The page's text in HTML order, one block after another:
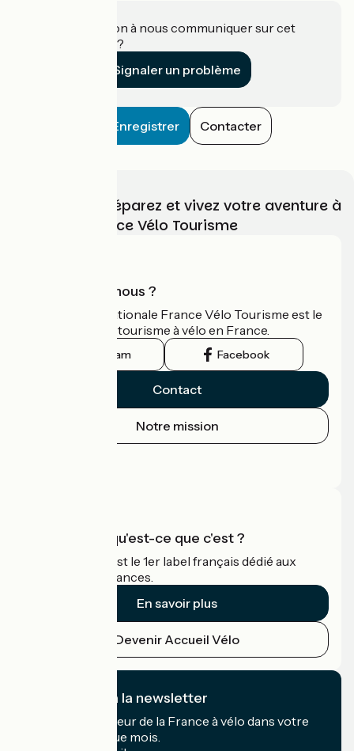
Une information à nous communiquer sur cet
établissement ?
Signaler un problème
Enregistrer Contacter
Choisissez, préparez et vivez votre aventure à
vélo avec France Vélo Tourisme
Qui sommes-nous ?
L'association nationale France Vélo Tourisme est le
guide officiel du tourisme à vélo en France.
Instagram Facebook
Contact
Notre mission
Accueil Vélo qu'est-ce que c'est ?
Accueil Vélo c'est le 1er label français dédié aux
cyclistes en vacances.
En savoir plus
Devenir Accueil Vélo
Je m'abonne à la newsletter
Recevez le meilleur de la France à vélo dans votre
boîte mail chaque mois.